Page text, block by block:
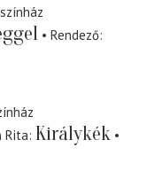
Rendező
Rita Királykék